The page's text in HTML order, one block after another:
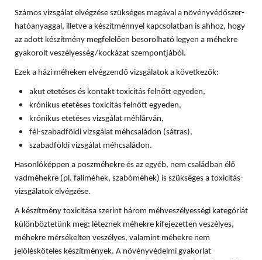
Számos vizsgálat elvégzése szükséges magával a növényvédőszer-
hatóanyaggal, illetve a készítménnyel kapcsolatban is ahhoz, hogy
az adott készítmény megfelelően besorolható legyen a méhekre
gyakorolt veszélyesség/kockázat szempontjából.
Ezek a házi méheken elvégzendő vizsgálatok a következők:
akut etetéses és kontakt toxicitás felnőtt egyeden,
krónikus etetéses toxicitás felnőtt egyeden,
krónikus etetéses vizsgálat méhlárván,
fél-szabadföldi vizsgálat méhcsaládon (sátras),
szabadföldi vizsgálat méhcsaládon.
Hasonlóképpen a poszméhekre és az egyéb, nem családban élő
vadméhekre (pl. faliméhek, szabóméhek) is szükséges a toxicitás-
vizsgálatok elvégzése.
A készítmény toxicitása szerint három méhveszélyességi kategóriát
különböztetünk meg: léteznek méhekre kifejezetten veszélyes,
méhekre mérsékelten veszélyes, valamint méhekre nem
jelölésköteles készítmények. A növényvédelmi gyakorlat